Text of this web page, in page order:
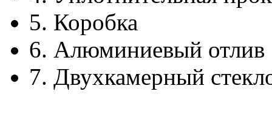
5. Коробка
6. Алюминиевый отлив
7. Двухкамерный